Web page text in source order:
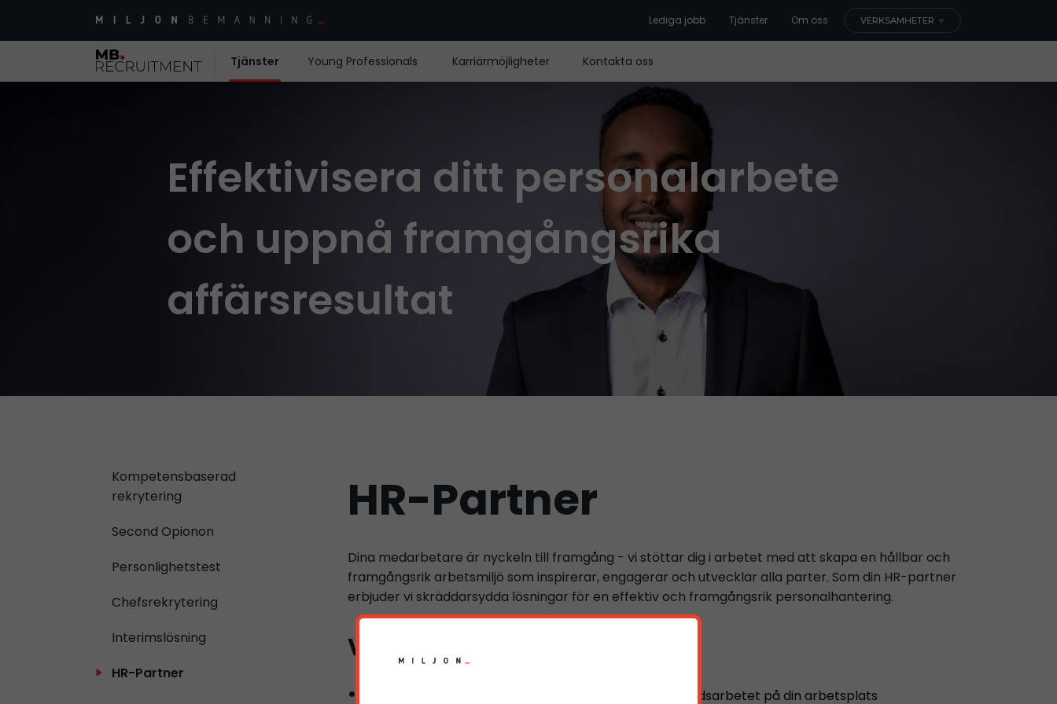
Lediga jobb Tjänster Om oss VERKSAMHETER
Tjänster Young Professionals Karriärmöjligheter Kontakta oss
Effektivisera ditt personalarbete
och uppnå framgångsrika
affärsresultat
Kompetensbaserad
rekrytering
Second Opionon
Personlighetstest
Chefsrekrytering
Interimslösning
HR-Partner
HR-Partner
Dina medarbetare är nyckeln till framgång - vi stöttar dig i arbetet med att skapa en hållbar och
framgångsrik arbetsmiljö som inspirerar, engagerar och utvecklar alla parter. Som din HR-partner
erbjuder vi skräddarsydda lösningar för en effektiv och framgångsrik personalhantering.
Vi erbjuder
Kunskap och vägledning i hur du lyckas med mångfaldsarbetet på din arbetsplats